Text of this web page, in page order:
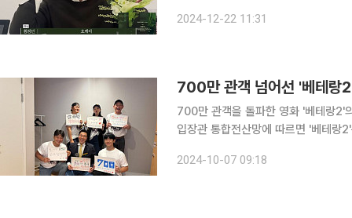
배우 송지효, 이동욱, 임수정 등이
2024-12-22 11:31
700만 관객 넘어선 '베테랑
700만 관객을 돌파한 영화 '베테랑2'의 주연들이 감
입장관 통합전산망에 따르면 '베테랑
1위, 전체 영화 예매율 1위를 수성 중
2024-10-07 09:18